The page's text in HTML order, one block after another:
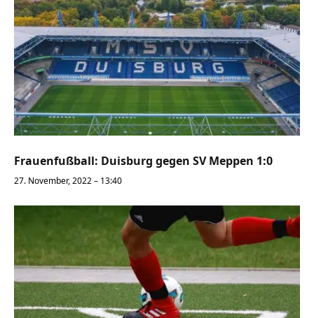
Frauenfußball: Duisburg gegen SV Meppen 1:0
27. November, 2022 – 13:40